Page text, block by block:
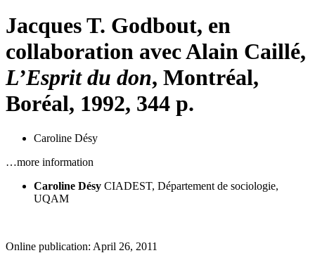
Jacques T. Godbout, en
collaboration avec Alain Caillé,
L’Esprit du don, Montréal,
Boréal, 1992, 344 p.
Caroline Désy
…more information
Caroline Désy CIADEST, Département de sociologie,
UQAM
Online publication: April 26, 2011